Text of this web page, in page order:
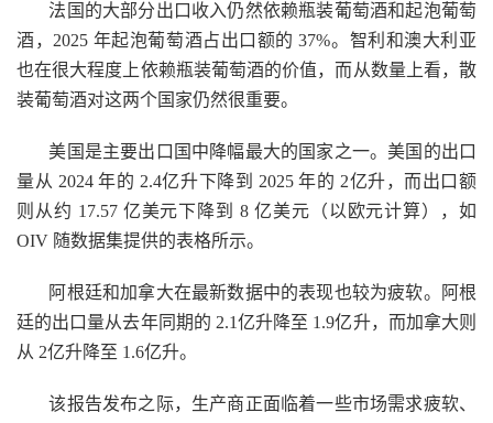
法国的大部分出口收入仍然依赖瓶装葡萄酒和起泡葡萄
酒，2025 年起泡葡萄酒占出口额的 37%。智利和澳大利亚
也在很大程度上依赖瓶装葡萄酒的价值，而从数量上看，散
装葡萄酒对这两个国家仍然很重要。
美国是主要出口国中降幅最大的国家之一。美国的出口
量从 2024 年的 2.4亿升下降到 2025 年的 2亿升，而出口额
则从约 17.57 亿美元下降到 8 亿美元（以欧元计算），如
OIV 随数据集提供的表格所示。
阿根廷和加拿大在最新数据中的表现也较为疲软。阿根
廷的出口量从去年同期的 2.1亿升降至 1.9亿升，而加拿大则
从 2亿升降至 1.6亿升。
该报告发布之际，生产商正面临着一些市场需求疲软、